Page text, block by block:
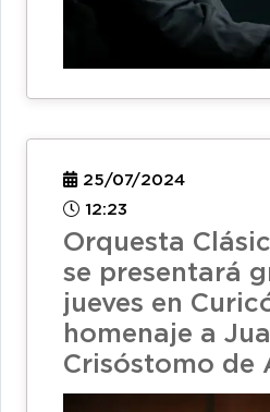
25/07/2024
12:23
Orquesta
se presentará
jueves en
homenaje a
Crisóstomo de